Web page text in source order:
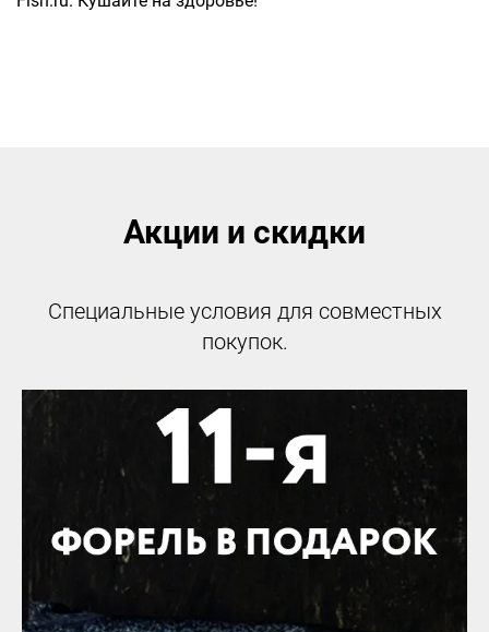
Акции и скидки
Специальные условия для совместных
покупок.